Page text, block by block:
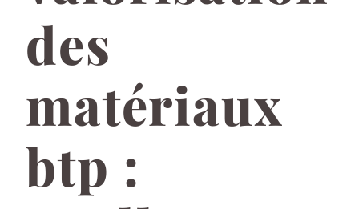
des
matériaux
btp :